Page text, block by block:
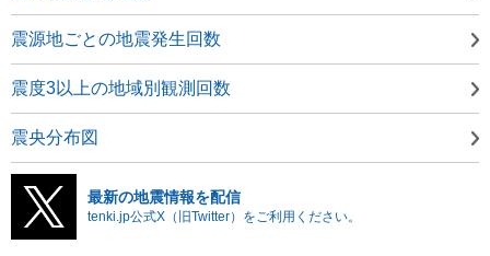
震源地ごとの地震発生回数
震度3以上の地域別観測回数
震央分布図
最新の地震情報を配信
tenki.jp公式X（旧Twitter）をご利用ください。